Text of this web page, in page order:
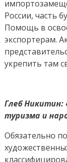
России, часть
Помощь в
экспортерам.
укрепить там
Глеб Никитин:
туризма и
Обязательно